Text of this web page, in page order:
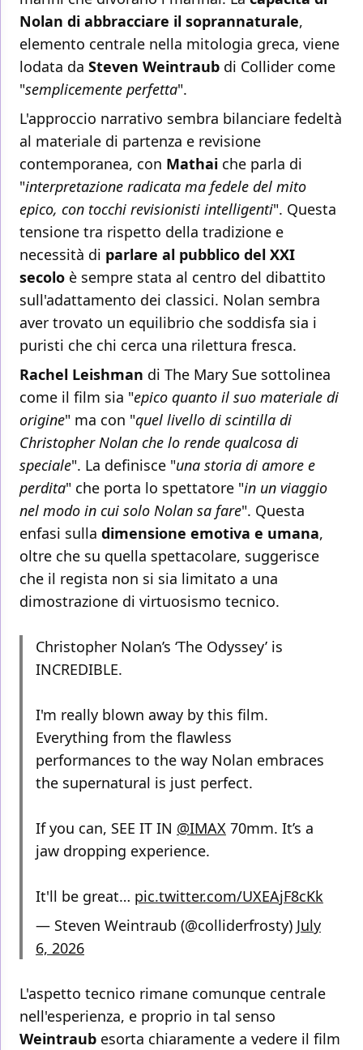
Nolan di abbracciare il soprannaturale,
elemento centrale nella mitologia greca, viene
lodata da Steven Weintraub di Collider come
"semplicemente perfetta".
L'approccio narrativo sembra bilanciare fedeltà
al materiale di partenza e revisione
contemporanea, con Mathai che parla di
"interpretazione radicata ma fedele del mito
epico, con tocchi revisionisti intelligenti". Questa
tensione tra rispetto della tradizione e
necessità di parlare al pubblico del XXI
secolo è sempre stata al centro del dibattito
sull'adattamento dei classici. Nolan sembra
aver trovato un equilibrio che soddisfa sia i
puristi che chi cerca una rilettura fresca.
Rachel Leishman di The Mary Sue sottolinea
come il film sia "epico quanto il suo materiale di
origine" ma con "quel livello di scintilla di
Christopher Nolan che lo rende qualcosa di
speciale". La definisce "una storia di amore e
perdita" che porta lo spettatore "in un viaggio
nel modo in cui solo Nolan sa fare". Questa
enfasi sulla dimensione emotiva e umana,
oltre che su quella spettacolare, suggerisce
che il regista non si sia limitato a una
dimostrazione di virtuosismo tecnico.
Christopher Nolan’s ‘The Odyssey’ is
INCREDIBLE.
I'm really blown away by this film.
Everything from the flawless
performances to the way Nolan embraces
the supernatural is just perfect.
If you can, SEE IT IN @IMAX 70mm. It’s a
jaw dropping experience.
It'll be great… pic.twitter.com/UXEAjF8cKk
— Steven Weintraub (@colliderfrosty) July
6, 2026
L'aspetto tecnico rimane comunque centrale
nell'esperienza, e proprio in tal senso
Weintraub esorta chiaramente a vedere il film